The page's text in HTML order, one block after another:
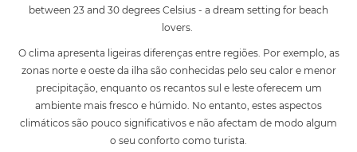
between 23 and 30 degrees Celsius - a dream setting for beach
lovers.
O clima apresenta ligeiras diferenças entre regiões. Por exemplo, as
zonas norte e oeste da ilha são conhecidas pelo seu calor e menor
precipitação, enquanto os recantos sul e leste oferecem um
ambiente mais fresco e húmido. No entanto, estes aspectos
climáticos são pouco significativos e não afectam de modo algum
o seu conforto como turista.